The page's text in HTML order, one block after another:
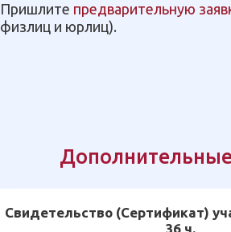
Пришлите предварительную
физлиц и юрлиц).
Дополнительные
Свидетельство (Сертификат)
36 ч.